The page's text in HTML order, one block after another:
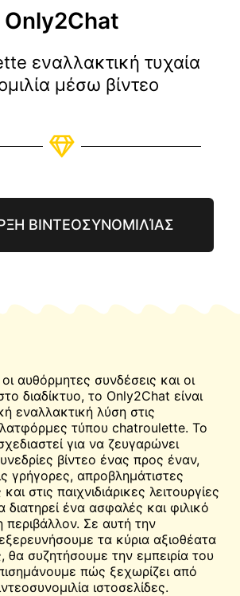
Only2Chat
εναλλακτική τυχαία
μέσω βίντεο
ΒΙΝΤΕΟΣΥΝΟΜΙΛΊΑΣ
αυθόρμητες συνδέσεις και οι
διαδίκτυο, το Only2Chat είναι
εναλλακτική λύση στις
τύπου chatroulette. Το
για να ζευγαρώνει
βίντεο ένας προς έναν,
γρήγορες, απροβλημάτιστες
στις παιχνιδιάρικες λειτουργίες
ένα ασφαλές και φιλικό
Σε αυτή την
τα κύρια αξιοθέατα
συζητήσουμε την εμπειρία του
πώς ξεχωρίζει από
ιστοσελίδες.